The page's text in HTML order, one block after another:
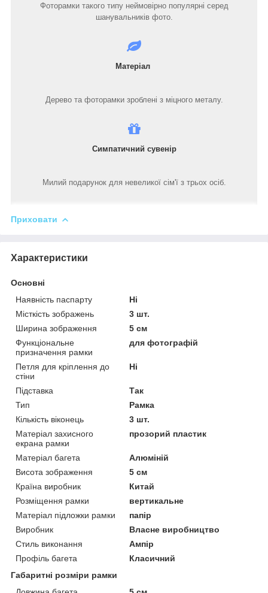
Фоторамки такого типу неймовірно популярні серед
шанувальників фото.
Матеріал
Дерево та фоторамки зроблені з міцного металу.
Симпатичний сувенір
Милий подарунок для невеликої сім'ї з трьох осіб.
Приховати
Характеристики
Основні
Наявність паспарту
Ні
Місткість зображень
3 шт.
Ширина зображення
5 см
Функціональне
призначення рамки
для фотографій
Петля для кріплення до
стіни
Ні
Підставка
Так
Тип
Рамка
Кількість віконець
3 шт.
Матеріал захисного
екрана рамки
прозорий пластик
Матеріал багета
Алюміній
Висота зображення
5 см
Країна виробник
Китай
Розміщення рамки
вертикальне
Матеріал підложки рамки
папір
Виробник
Власне виробництво
Стиль виконання
Ампір
Профіль багета
Класичний
Габаритні розміри рамки